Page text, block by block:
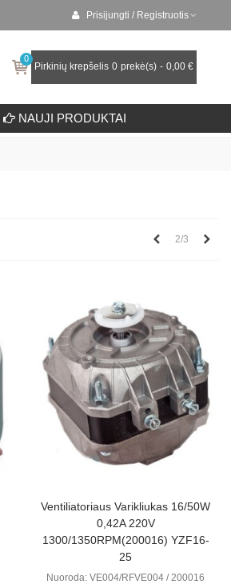
Prisijungti / Registruotis
0
Pirkinių krepšelis 0 prekė(s) - 0,00 €
NAUJI PRODUKTAI
Ankstesnis
2/3
Peržiūrėti
Ventiliatoriaus Varikliukas 16/50W
0,42A 220V
1300/1350RPM(200016) YZF16-
25
Nuoroda: VE004/RFVE004 / 200016